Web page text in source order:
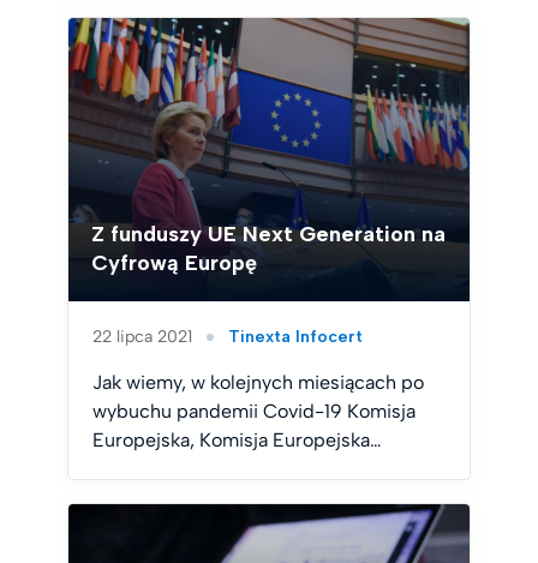
Z funduszy UE Next Generation na
Cyfrową Europę
22 lipca 2021 Tinexta Infocert
Jak wiemy, w kolejnych miesiącach po
wybuchu pandemii Covid-19 Komisja
Europejska, Komisja Europejska…